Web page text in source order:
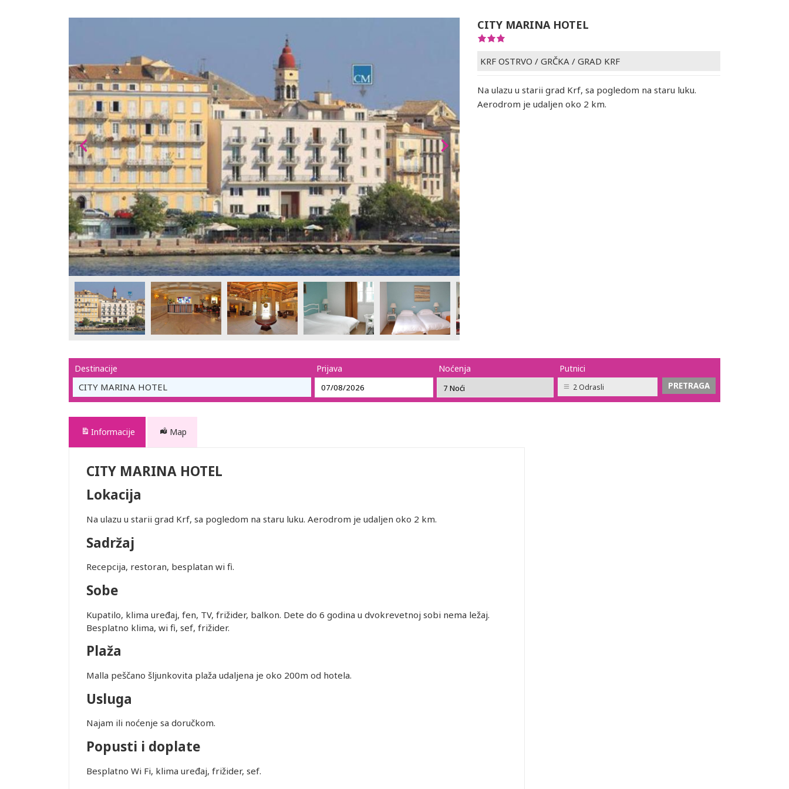
CITY MARINA HOTEL
KRF OSTRVO / GRČKA / GRAD KRF
Na ulazu u starii grad Krf, sa pogledom na staru luku.
Aerodrom je udaljen oko 2 km.
Destinacije
CITY MARINA HOTEL
Prijava Noćenja Putnici
2 Odrasli
Informacije Map
CITY MARINA HOTEL
Lokacija
Na ulazu u starii grad Krf, sa pogledom na staru luku. Aerodrom je udaljen oko 2 km.
Sadržaj
Recepcija, restoran, besplatan wi fi.
Sobe
Kupatilo, klima uređaj, fen, TV, frižider, balkon. Dete do 6 godina u dvokrevetnoj sobi nema ležaj.
Besplatno klima, wi fi, sef, frižider.
Plaža
Malla peščano šljunkovita plaža udaljena je oko 200m od hotela.
Usluga
Najam ili noćenje sa doručkom.
Popusti i doplate
Besplatno Wi Fi, klima uređaj, frižider, sef.